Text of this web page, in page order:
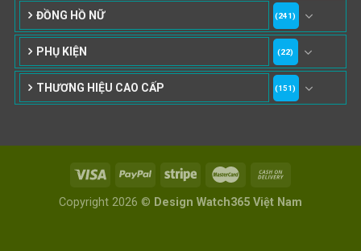
ĐỒNG HỒ NỮ (241)
PHỤ KIỆN (22)
THƯƠNG HIỆU CAO CẤP (151)
Copyright 2026 © Design Watch365 Việt Nam